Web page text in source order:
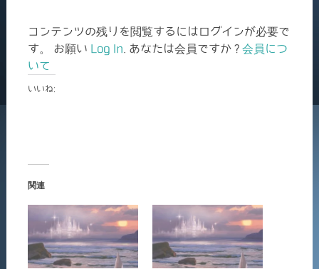
コンテンツの残りを閲覧するにはログインが必要で
す。 お願い Log In . あなたは会員ですか ? 会員につ
いて
いいね:
関連